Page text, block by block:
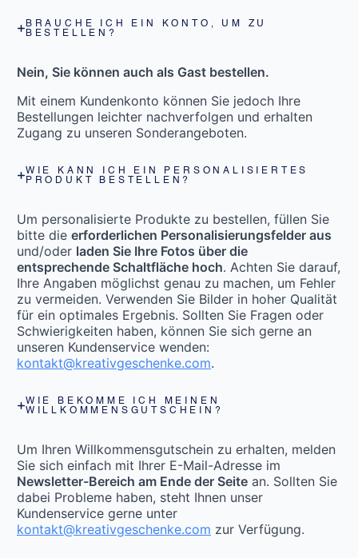
BRAUCHE ICH EIN KONTO, UM ZU
BESTELLEN?
Nein, Sie können auch als Gast bestellen.
Mit einem Kundenkonto können Sie jedoch Ihre
Bestellungen leichter nachverfolgen und erhalten
Zugang zu unseren Sonderangeboten.
WIE KANN ICH EIN PERSONALISIERTES
PRODUKT BESTELLEN?
Um personalisierte Produkte zu bestellen, füllen Sie
bitte die erforderlichen Personalisierungsfelder aus
und/oder laden Sie Ihre Fotos über die
entsprechende Schaltfläche hoch. Achten Sie darauf,
Ihre Angaben möglichst genau zu machen, um Fehler
zu vermeiden. Verwenden Sie Bilder in hoher Qualität
für ein optimales Ergebnis. Sollten Sie Fragen oder
Schwierigkeiten haben, können Sie sich gerne an
unseren Kundenservice wenden:
kontakt@kreativgeschenke.com.
WIE BEKOMME ICH MEINEN
WILLKOMMENSGUTSCHEIN?
Um Ihren Willkommensgutschein zu erhalten, melden
Sie sich einfach mit Ihrer E-Mail-Adresse im
Newsletter-Bereich am Ende der Seite an. Sollten Sie
dabei Probleme haben, steht Ihnen unser
Kundenservice gerne unter
kontakt@kreativgeschenke.com zur Verfügung.